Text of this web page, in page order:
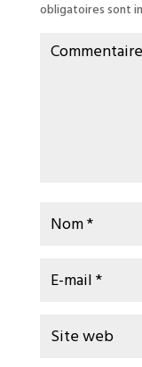
obligatoires sont